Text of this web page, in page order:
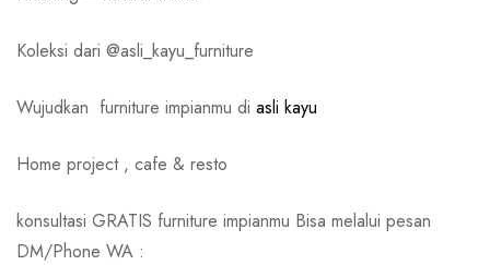
Koleksi dari @asli_kayu_furniture
Wujudkan furniture impianmu di asli kayu
Home project , cafe & resto
konsultasi GRATIS furniture impianmu Bisa melalui pesan
DM/Phone WA :